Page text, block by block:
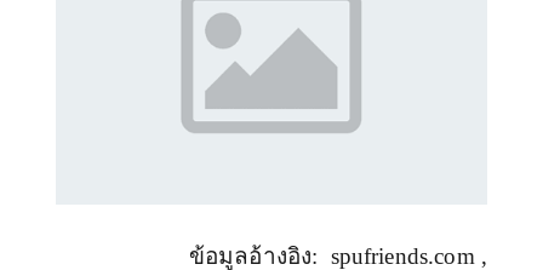
ข้อมูลอ้างอิง: spufriends.com ,